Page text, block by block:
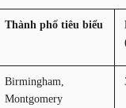
Thành phố tiêu biểu
Birmingham,
Montgomery